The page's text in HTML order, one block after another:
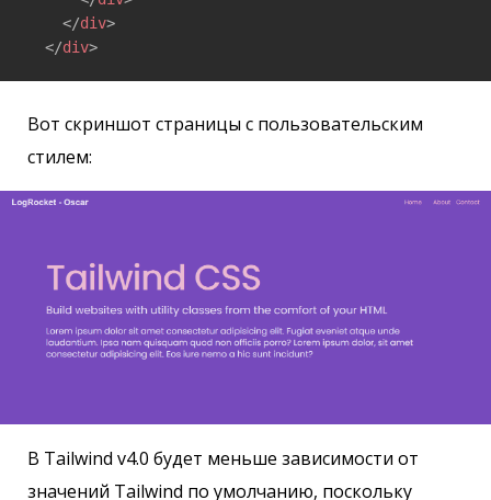
</div>
</div>
Вот скриншот страницы с пользовательским
стилем:
В Tailwind v4.0 будет меньше зависимости от
значений Tailwind по умолчанию, поскольку